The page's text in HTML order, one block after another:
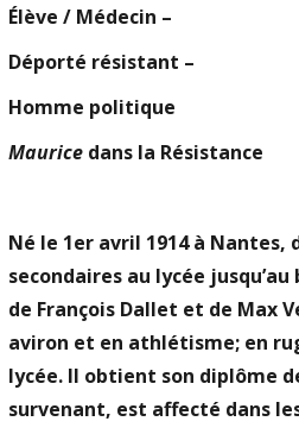
Élève / Médecin –
Déporté résistant –
Homme politique
Maurice dans la Résistance
Né le 1er avril 1914 à
secondaires au lycée
de François Dallet et de Max
aviron et en athlétisme; en
lycée. Il obtient son diplôme
survenant, est affecté dans